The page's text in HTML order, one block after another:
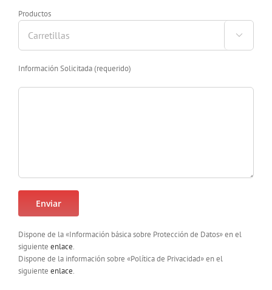
Productos

Información Solicitada (requerido)
Dispone de la «Información básica sobre Protección de Datos» en el
siguiente enlace.
Dispone de la información sobre «Política de Privacidad» en el
siguiente enlace.